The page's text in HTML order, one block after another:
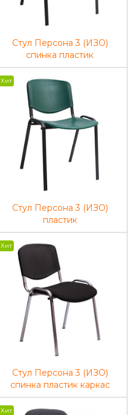
Стул Персона 3 (ИЗО)
спинка пластик
Хит
Стул Персона 3 (ИЗО)
пластик
Хит
Стул Персона 3 (ИЗО)
спинка пластик каркас
Хром
Хит